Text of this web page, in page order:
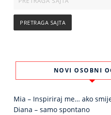
NOVI OSOBNI
Mia – Inspiriraj me… ako
Diana – samo spontano